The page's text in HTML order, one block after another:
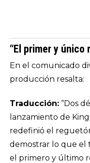
“El primer y único
En el comunicado
producción resalta:
Traducción: “Dos
lanzamiento de
redefinió el
demostrar lo que el
el primero y último